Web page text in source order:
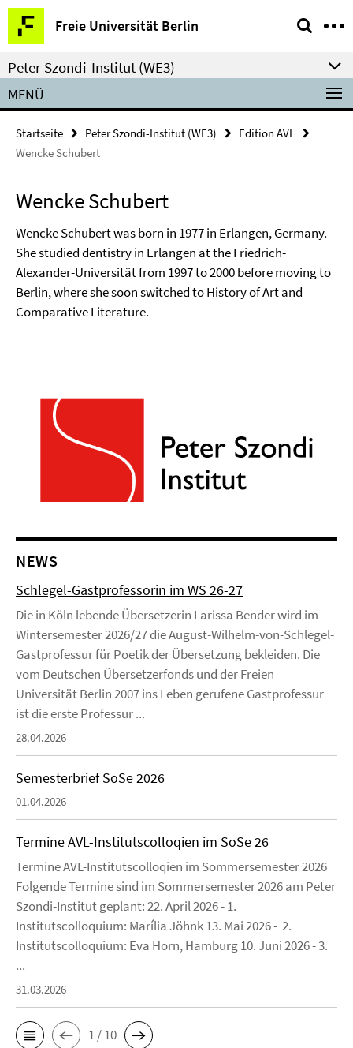
Springe
direkt
zu
Inhalt
Freie Universität Berlin
Service-
Navigation
Peter Szondi-Institut (WE3)
MENÜ
Startseite Peter Szondi-Institut (WE3)
Edition AVL
Wencke Schubert
Wencke Schubert
Wencke Schubert was born in 1977 in Erlangen, Germany.
She studied dentistry in Erlangen at the Friedrich-
Alexander-Universität from 1997 to 2000 before moving to
Berlin, where she soon switched to History of Art and
Comparative Literature.
NEWS
Schlegel-Gastprofessorin im WS 26-27
Die in Köln lebende Übersetzerin Larissa Bender wird im
Wintersemester 2026/27 die August-Wilhelm-von-Schlegel-
Gastprofessur für Poetik der Übersetzung bekleiden. Die
vom Deutschen Übersetzerfonds und der Freien
Universität Berlin 2007 ins Leben gerufene Gastprofessur
ist die erste Professur ...
28.04.2026
Semesterbrief SoSe 2026
01.04.2026
Termine AVL-Institutscolloqien im SoSe 26
Termine AVL-Institutscolloqien im Sommersemester 2026
Folgende Termine sind im Sommersemester 2026 am Peter
Szondi-Institut geplant: 22. April 2026 - 1.
Institutscolloquium: Marília Jöhnk 13. Mai 2026 - 2.
Institutscolloquium: Eva Horn, Hamburg 10. Juni 2026 - 3.
...
31.03.2026
1 / 10